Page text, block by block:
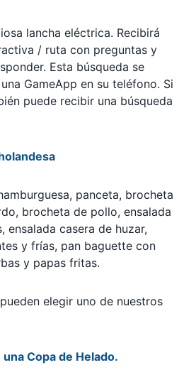
lancha eléctrica. Recibirá
/ ruta con preguntas y
Esta búsqueda se
GameApp en su teléfono. Si
puede recibir una búsqueda
panceta, brocheta
brocheta de pollo, ensalada
ensalada casera de huzar,
y frías, pan baguette con
y papas fritas.
elegir uno de nuestros
Copa de Helado.